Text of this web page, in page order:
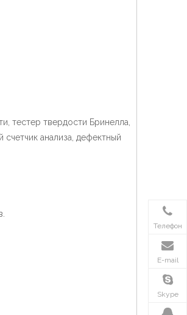
тестер твердости Бринелла,
анализа, дефектный
Телефон
E-mail
Skype